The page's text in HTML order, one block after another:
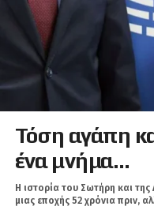
Τόση αγάπη
ένα μνήμα…
Η ιστορία του Σωτήρη και της
μιας εποχής 52 χρόνια πριν,